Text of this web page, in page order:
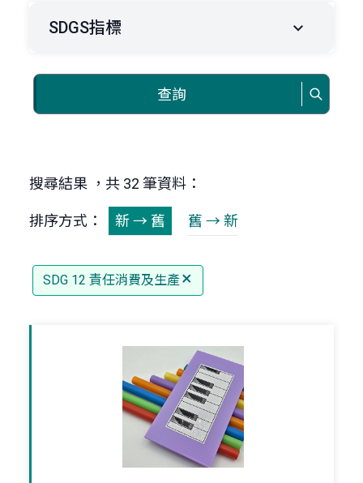
SDGS指標
查詢
搜尋結果 ，共 32 筆資料：
排序方式： 新 → 舊 舊 → 新
SDG 12 責任消費及生產